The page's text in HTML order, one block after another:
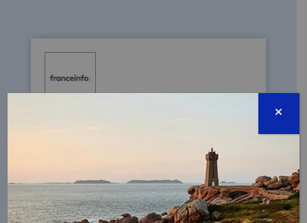
NICE – UNOC 3, DES SOLUTIONS POUR L’OCÉAN
03/06/2025 - Les Outre-mer - qui abritent
la majorité des eaux relevant de la France
- sont concernés au premier chef par la
conférence UNOC 3.